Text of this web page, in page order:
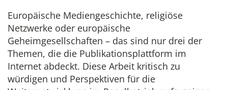
Europäische Mediengeschichte, religiöse
Netzwerke oder europäische
Geheimgesellschaften – das sind nur drei der
Themen, die die Publikationsplattform im
Internet abdeckt. Diese Arbeit kritisch zu
würdigen und Perspektiven für die